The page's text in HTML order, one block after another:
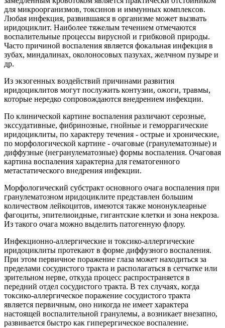
для микроорганизмов, токсинов и иммунных комплексов.
Любая инфекция, развившаяся в организме может вызвать
иридоциклит. Наиболее тяжелым течением отмечаются
воспалительные процессы вирусной и грибковой природы.
Часто причиной воспаления является фокальная инфекция в
зубах, миндалинах, околоносовых пазухах, желчном пузыре и
др.
Из экзогенных воздействий причинами развития
иридоциклитов могут послужить контузии, ожоги, травмы,
которые нередко сопровождаются внедрением инфекции.
По клинической картине воспаления различают серозные,
экссудативные, фибринозные, гнойные и геморрагические
иридоциклиты, по характеру течения - острые и хронические,
по морфологической картине - очаговые (гранулематозные) и
диффузные (негранулематозные) формы воспаления. Очаговая
картина воспаления характерна для гематогенного
метастатического внедрения инфекции.
Морфологический субстракт основного очага воспаления при
гранулематозном иридоциклите представлен большим
количеством лейкоцитов, имеются также мононуклеарные
фагоциты, эпителиоидные, гигантские клетки и зона некроза.
Из такого очага можно выделить патогенную флору.
Инфекционно-аллергические и токсико-аллергические
иридоциклиты протекают в форме диффузного воспаления.
При этом первичное поражение глаза может находиться за
пределами сосудистого тракта и располагаться в сетчатке или
зрительном нерве, откуда процесс распространяется в
передний отдел сосудистого тракта. В тех случаях, когда
токсико-аллергическое поражение сосудистого тракта
является первичным, оно никогда не имеет характера
настоящей воспалительной гранулемы, а возникает внезапно,
развивается быстро как гиперергическое воспаление.